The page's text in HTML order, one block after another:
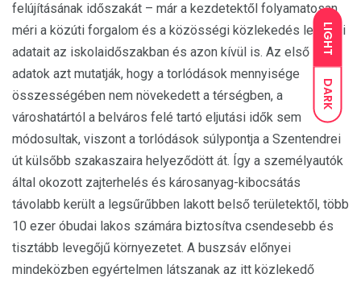
LIGHT
DARK
felújításának időszakát – már a kezdetektől folyamatosan
méri a közúti forgalom és a közösségi közlekedés lefutási
adatait az iskolaidőszakban és azon kívül is. Az első
adatok azt mutatják, hogy a torlódások mennyisége
összességében nem növekedett a térségben, a
városhatártól a belváros felé tartó eljutási idők sem
módosultak, viszont a torlódások súlypontja a Szentendrei
út külsőbb szakaszaira helyeződött át. Így a személyautók
által okozott zajterhelés és károsanyag-kibocsátás
távolabb került a legsűrűbben lakott belső területektől, több
10 ezer óbudai lakos számára biztosítva csendesebb és
tisztább levegőjű környezetet. A buszsáv előnyei
mindeközben egyértelmen látszanak az itt közlekedő